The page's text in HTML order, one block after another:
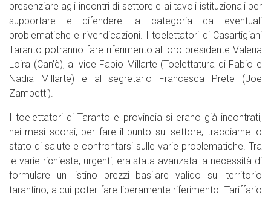
presenziare agli incontri di settore e ai tavoli istituzionali per
supportare e difendere la categoria da eventuali
problematiche e rivendicazioni. I toelettatori di Casartigiani
Taranto potranno fare riferimento al loro presidente Valeria
Loira (Can’è), al vice Fabio Millarte (Toelettatura di Fabio e
Nadia Millarte) e al segretario Francesca Prete (Joe
Zampetti).
I toelettatori di Taranto e provincia si erano già incontrati,
nei mesi scorsi, per fare il punto sul settore, tracciarne lo
stato di salute e confrontarsi sulle varie problematiche. Tra
le varie richieste, urgenti, era stata avanzata la necessità di
formulare un listino prezzi basilare valido sul territorio
tarantino, a cui poter fare liberamente riferimento. Tariffario